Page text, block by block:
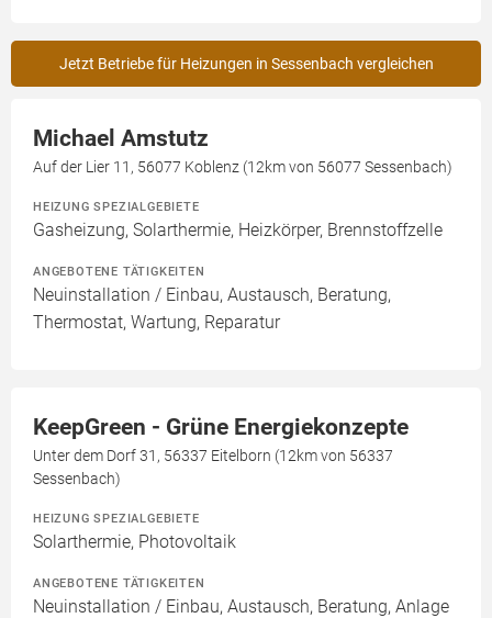
Jetzt Betriebe für Heizungen in Sessenbach vergleichen
Michael Amstutz
Auf der Lier 11, 56077 Koblenz (12km von 56077 Sessenbach)
HEIZUNG SPEZIALGEBIETE
Gasheizung, Solarthermie, Heizkörper, Brennstoffzelle
ANGEBOTENE TÄTIGKEITEN
Neuinstallation / Einbau, Austausch, Beratung,
Thermostat, Wartung, Reparatur
KeepGreen - Grüne Energiekonzepte
Unter dem Dorf 31, 56337 Eitelborn (12km von 56337
Sessenbach)
HEIZUNG SPEZIALGEBIETE
Solarthermie, Photovoltaik
ANGEBOTENE TÄTIGKEITEN
Neuinstallation / Einbau, Austausch, Beratung, Anlage